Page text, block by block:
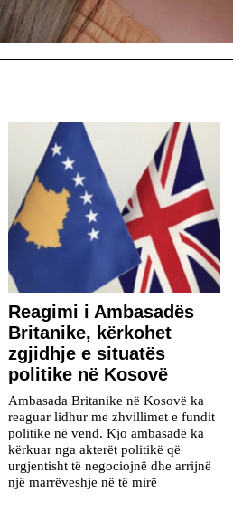
​Reagimi i Ambasadës
Britanike, kërkohet
zgjidhje e situatës
politike në Kosovë
Ambasada Britanike në Kosovë ka
reaguar lidhur me zhvillimet e fundit
politike në vend. Kjo ambasadë ka
kërkuar nga akterët politikë që
urgjentisht të negociojnë dhe arrijnë
një marrëveshje në të mirë